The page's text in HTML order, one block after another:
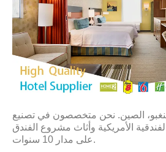
الصين. نحن متخصصون في تصنيع
الأمريكية وأثاث مشروع الفندق
على مدار 10 سنوات.